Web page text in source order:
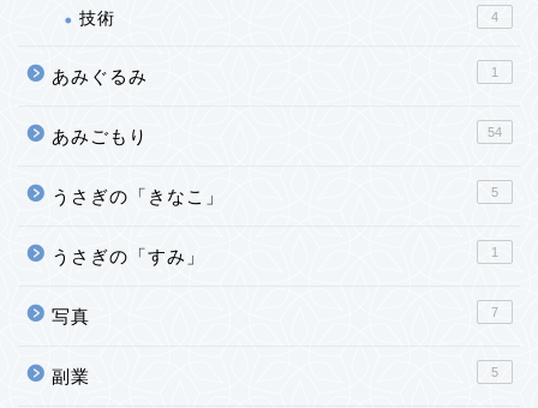
技術 4
あみぐるみ 1
あみごもり 54
うさぎの「きなこ」 5
うさぎの「すみ」 1
写真 7
副業 5